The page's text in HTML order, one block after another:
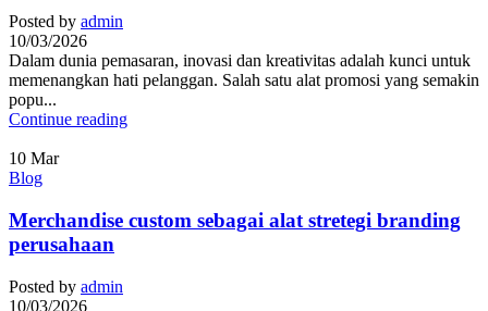
Posted by admin
10/03/2026
Dalam dunia pemasaran, inovasi dan kreativitas adalah kunci untuk
memenangkan hati pelanggan. Salah satu alat promosi yang semakin
popu...
Continue reading
10 Mar
Blog
Merchandise custom sebagai alat stretegi branding
perusahaan
Posted by admin
10/03/2026